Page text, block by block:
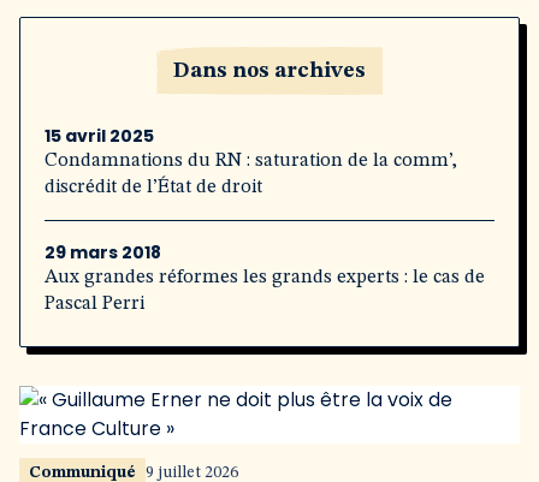
Dans nos archives
15 avril 2025
Condamnations du RN : saturation de la comm’,
discrédit de l’État de droit
29 mars 2018
Aux grandes réformes les grands experts : le cas de
Pascal Perri
Communiqué 9 juillet 2026